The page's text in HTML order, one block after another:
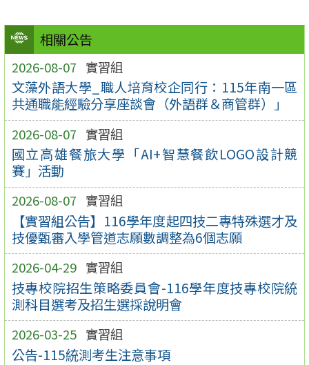
相關公告
2026-08-07 實習組
文藻外語大學_職人培育校企同行：115年南一區
共通職能經驗分享座談會（外語群＆商管群）」
2026-08-07 實習組
國立高雄餐旅大學「AI+智慧餐飲LOGO設計競
賽」活動
2026-08-07 實習組
【實習組公告】116學年度起四技二專特殊選才及
技優甄審入學管道志願數調整為6個志願
2026-04-29 實習組
技專校院招生策略委員會-116學年度技專校院統
測科目選考及招生選採說明會
2026-03-25 實習組
公告-115統測考生注意事項